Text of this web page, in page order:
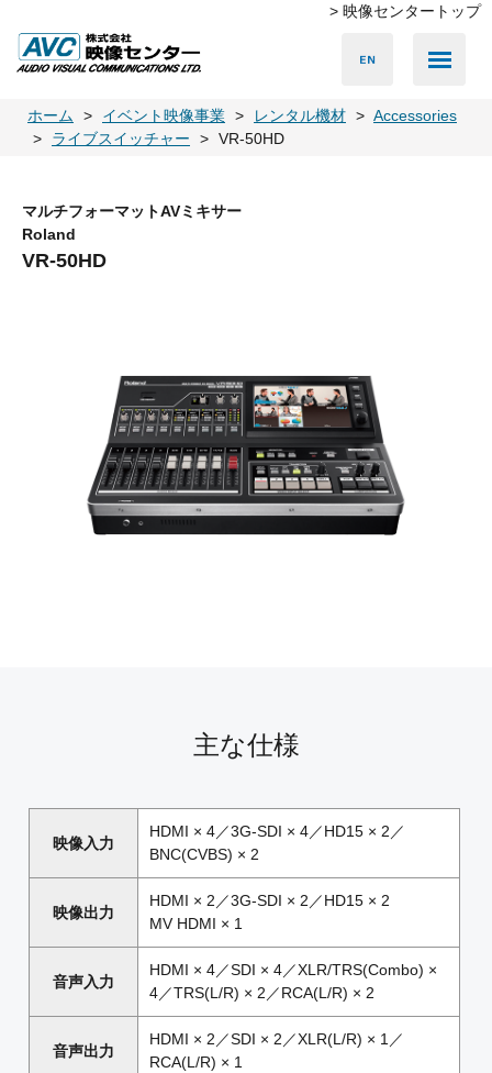
> 映像センタートップ
ホーム イベント映像事業 レンタル機材
Accessories
ライブスイッチャー
VR-50HD
マルチフォーマットAVミキサー
Roland
VR-50HD
主な仕様
映像入力
HDMI × 4／3G-SDI × 4／HD15 × 2／
BNC(CVBS) × 2
映像出力
HDMI × 2／3G-SDI × 2／HD15 × 2
MV HDMI × 1
音声入力
HDMI × 4／SDI × 4／XLR/TRS(Combo) ×
4／TRS(L/R) × 2／RCA(L/R) × 2
音声出力
HDMI × 2／SDI × 2／XLR(L/R) × 1／
RCA(L/R) × 1